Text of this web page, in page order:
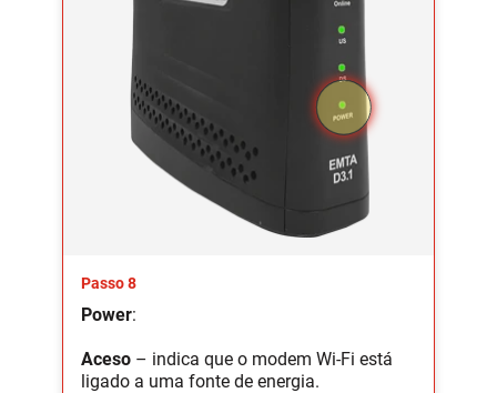
Passo 8
Power:
Aceso – indica que o modem Wi-Fi está
ligado a uma fonte de energia.